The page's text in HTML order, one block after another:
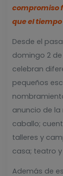
compromiso
que el
Desde el
domingo 2 de
celebran
pequeños
anuncio de
caballo;
talleres y
casa; teatro
Además de